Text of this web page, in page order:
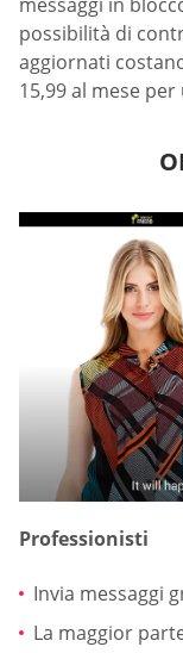
possibilità di
aggiornati
15,99 al mese
Professionisti
Invia messaggi
La maggior